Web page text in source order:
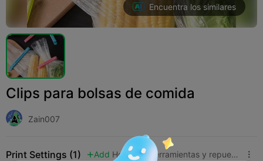
Encuentra los similares
Clips para bolsas de comida
Zain007
Print Settings (1)  Add Hogar  Herramientas y repuestos 